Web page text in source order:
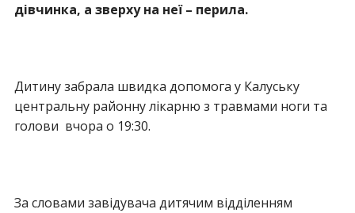
дівчинка, а зверху на неї – перила.
Дитину забрала швидка допомога у Калуську
центральну районну лікарню з травмами ноги та
голови вчора о 19:30.
За словами завідувача дитячим відділенням